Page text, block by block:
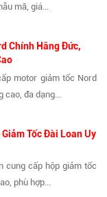
mã, giá...
Chính Hãng Đức,
motor giảm tốc Nord
đa dạng...
Tốc Đài Loan Uy
cung cấp hộp giảm tốc
phù hợp...